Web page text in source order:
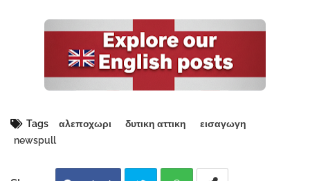
Tags αλεποχωρι δυτικη αττικη
εισαγωγη
newspull